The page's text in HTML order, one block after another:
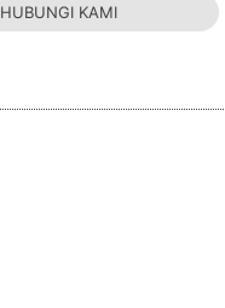
HUBUNGI KAMI